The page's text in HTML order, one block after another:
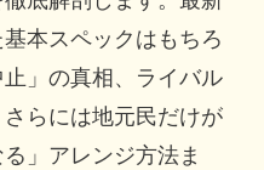
本スペックはもちろ
」の真相、ライバル
らには地元民だけが
」アレンジ方法ま